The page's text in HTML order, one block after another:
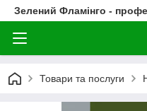
Зелений Фламінго -
Товари та послуги